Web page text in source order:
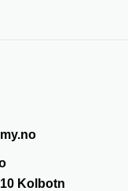
Kolbotn